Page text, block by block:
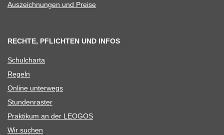
Aus­zeich­nun­gen und Preise
RECHTE, PFLICHTEN UND INFOS
Schul­charta
Regeln
Online unter­wegs
Stun­den­ras­ter
Prak­ti­kum an der LEOGOS
Wir suchen